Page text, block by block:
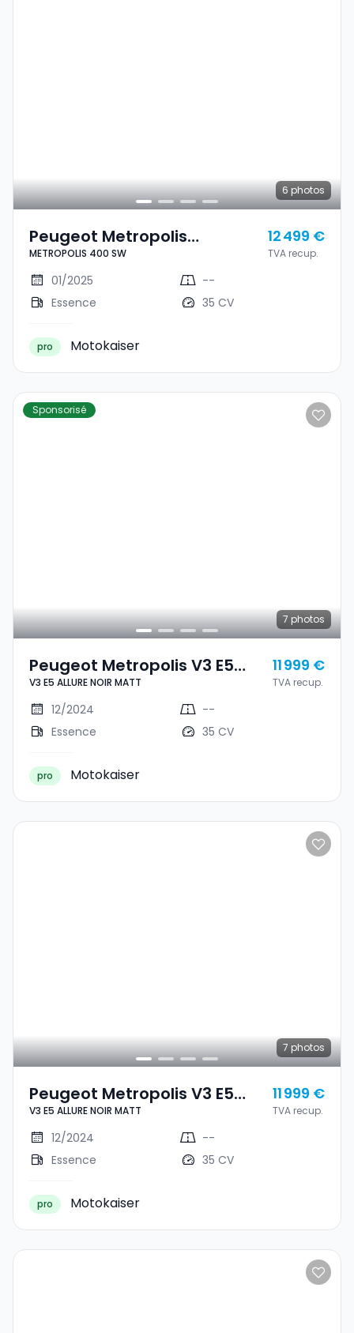
6 photos
Peugeot Metropolis
METROPOLIS 400 SW
METROPOLIS 400 SW
12 499 €
TVA recup.
01/2025
--
Essence
35 CV
pro Motokaiser
Sponsorisé
7 photos
Peugeot Metropolis V3 E5
ALLURE NOIR MATT
V3 E5 ALLURE NOIR MATT
11 999 €
TVA recup.
12/2024
--
Essence
35 CV
pro Motokaiser
7 photos
Peugeot Metropolis V3 E5
ALLURE NOIR MATT
V3 E5 ALLURE NOIR MATT
11 999 €
TVA recup.
12/2024
--
Essence
35 CV
pro Motokaiser